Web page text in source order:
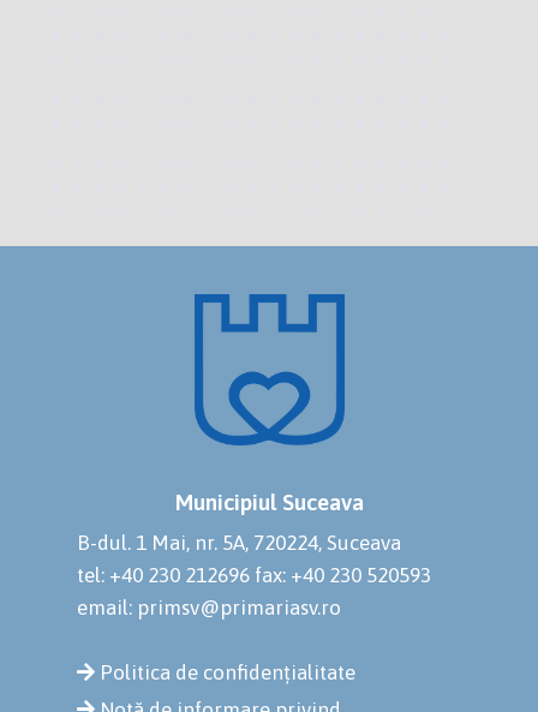
Municipiul Suceava
B-dul. 1 Mai, nr. 5A, 720224, Suceava
tel: +40 230 212696 fax: +40 230 520593
email: primsv@primariasv.ro
Politica de confidențialitate